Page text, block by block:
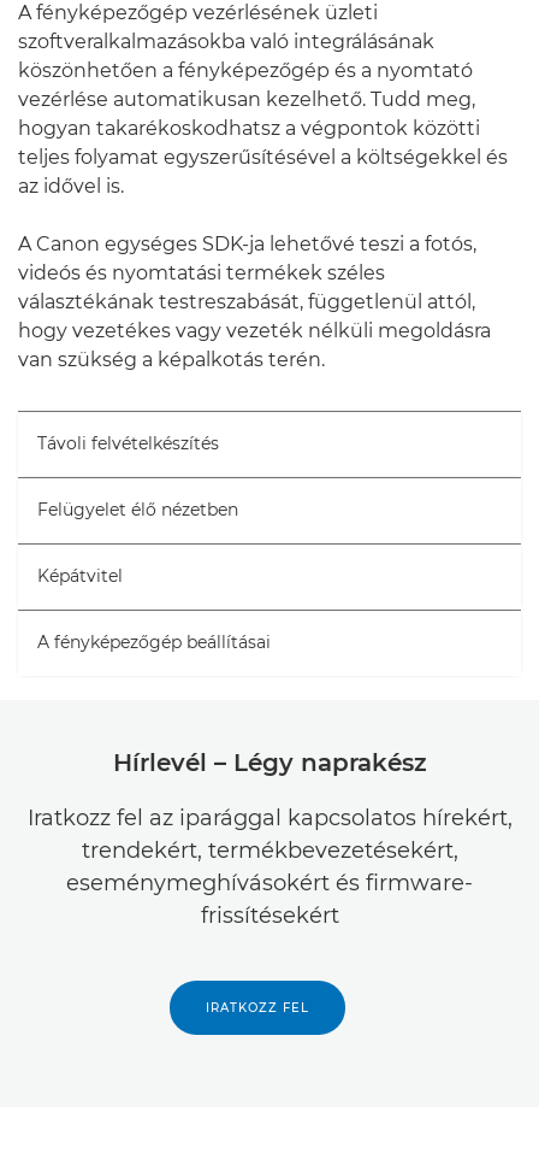
A fényképezőgép vezérlésének üzleti
szoftveralkalmazásokba való integrálásának
köszönhetően a fényképezőgép és a nyomtató
vezérlése automatikusan kezelhető. Tudd meg,
hogyan takarékoskodhatsz a végpontok közötti
teljes folyamat egyszerűsítésével a költségekkel és
az idővel is.
A Canon egységes SDK-ja lehetővé teszi a fotós,
videós és nyomtatási termékek széles
választékának testreszabását, függetlenül attól,
hogy vezetékes vagy vezeték nélküli megoldásra
van szükség a képalkotás terén.
Távoli felvételkészítés
Felügyelet élő nézetben
Képátvitel
A fényképezőgép beállításai
Hírlevél – Légy naprakész
Iratkozz fel az iparággal kapcsolatos hírekért,
trendekért, termékbevezetésekért,
eseménymeghívásokért és firmware-
frissítésekért
IRATKOZZ FEL